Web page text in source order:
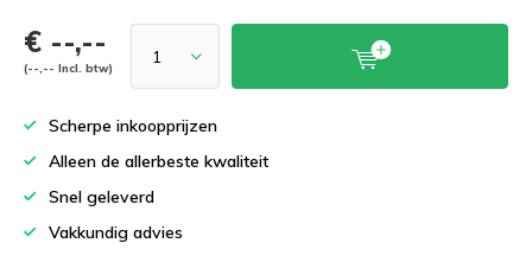
€ --,--
(--,-- Incl. btw)
Scherpe inkoopprijzen
Alleen de allerbeste kwaliteit
Snel geleverd
Vakkundig advies